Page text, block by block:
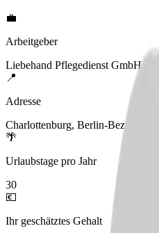
💼
Arbeitgeber
Liebehand Pflegedienst GmbH
📍
Adresse
Charlottenburg, Berlin-Bezirk
🌴
Urlaubstage pro Jahr
30
💶
Ihr geschätztes Gehalt